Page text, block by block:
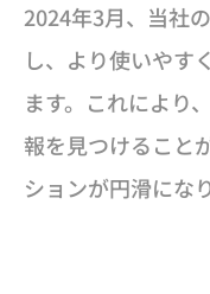
2024年3月、当社
し、より使いやす
ます。これにより
報を見つけること
ションが円滑にな